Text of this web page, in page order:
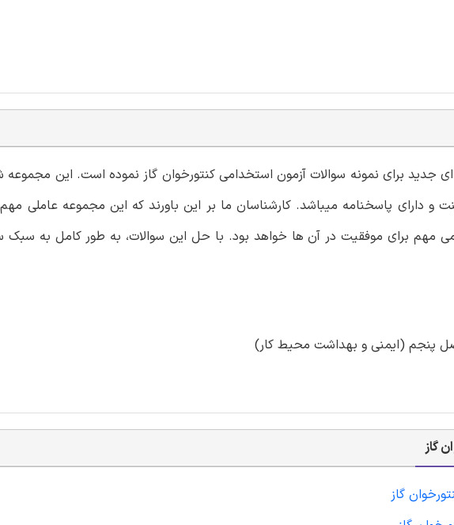
ای جدید برای نمونه سوالات آزمون استخدامی کنتورخوان گاز نموده است. این
و دارای پاسخنامه میباشد. کارشناسان ما بر این باورند که این مجموعه عاملی
مهم برای موفقیت در آن ها خواهد بود. با حل این سوالات، به طور کامل به سبک
گاز
گاز